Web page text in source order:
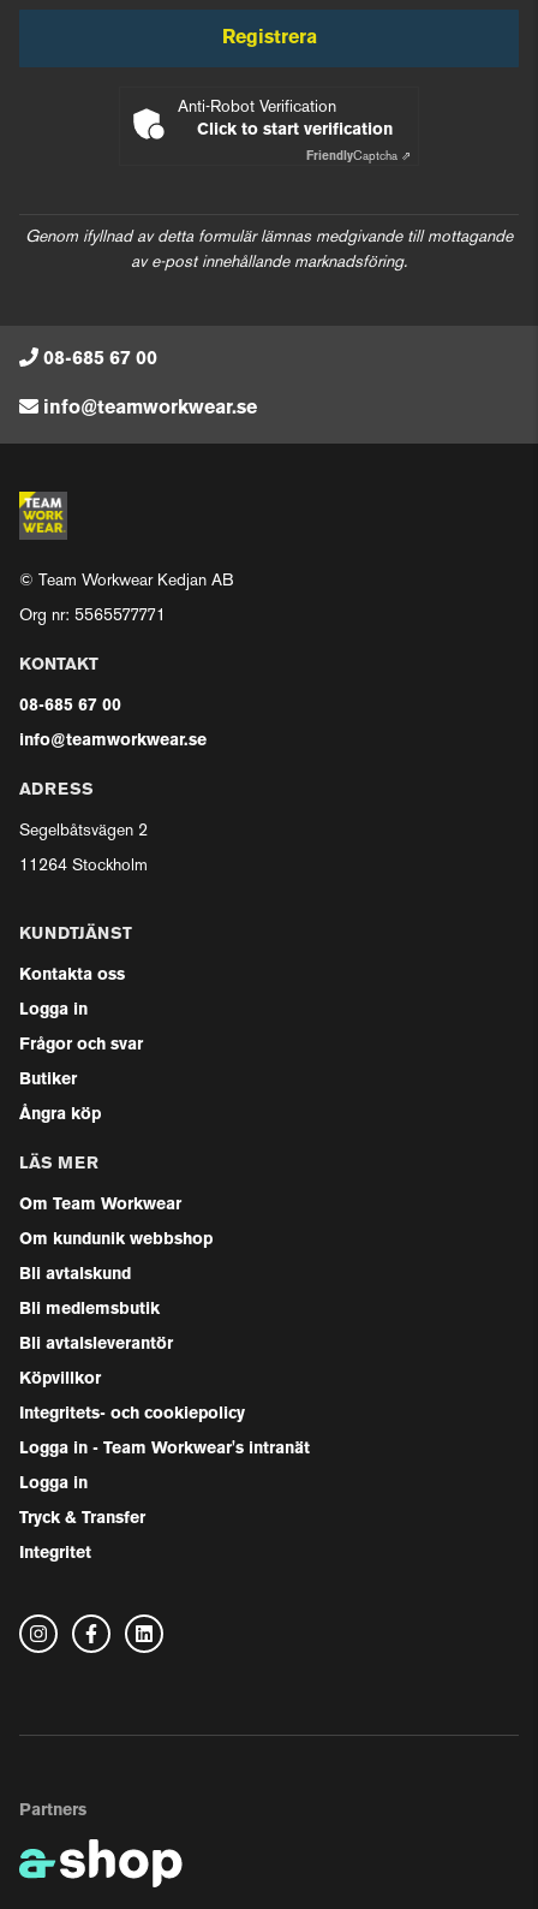
Registrera
Anti-Robot Verification
Click to start verification
FriendlyCaptcha ⇗
Genom ifyllnad av detta formulär lämnas medgivande till mottagande
av e-post innehållande marknadsföring.
08-685 67 00
info@teamworkwear.se
© Team Workwear Kedjan AB
Org nr: 5565577771
KONTAKT
08-685 67 00
info@teamworkwear.se
ADRESS
Segelbåtsvägen 2
11264 Stockholm
KUNDTJÄNST
Kontakta oss
Logga in
Frågor och svar
Butiker
Ångra köp
LÄS MER
Om Team Workwear
Om kundunik webbshop
Bli avtalskund
Bli medlemsbutik
Bli avtalsleverantör
Köpvillkor
Integritets- och cookiepolicy
Logga in - Team Workwear's intranät
Logga in
Tryck & Transfer
Integritet
Partners